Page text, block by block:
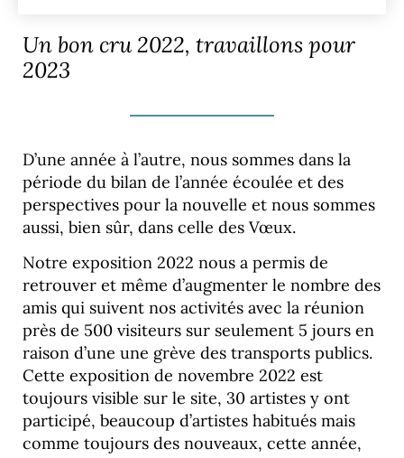
Un bon cru 2022, travaillons pour
2023
D’une année à l’autre, nous sommes dans la
période du bilan de l’année écoulée et des
perspectives pour la nouvelle et nous sommes
aussi, bien sûr, dans celle des Vœux.
Notre exposition 2022 nous a permis de
retrouver et même d’augmenter le nombre des
amis qui suivent nos activités avec la réunion
près de 500 visiteurs sur seulement 5 jours en
raison d’une une grève des transports publics.
Cette exposition de novembre 2022 est
toujours visible sur le site, 30 artistes y ont
participé, beaucoup d’artistes habitués mais
comme toujours des nouveaux, cette année,